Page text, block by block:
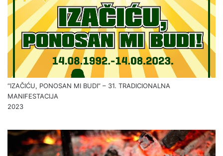
“IZAČIĆU, PONOSAN MI BUDI” – 31. TRADICIONALNA
MANIFESTACIJA
2023